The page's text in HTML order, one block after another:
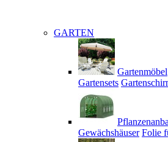
GARTEN
Gartenmöbel
Gartensets
Gewächshäuser Folie